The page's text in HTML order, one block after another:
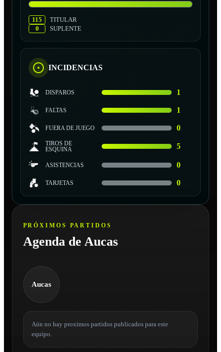
115
TITULAR
0
SUPLENTE
INCIDENCIAS
DISPAROS 1
FALTAS 1
FUERA DE JUEGO 0
TIROS DE
ESQUINA
5
ASISTENCIAS 0
TARJETAS 0
PRÓXIMOS PARTIDOS
Agenda de Aucas
Aucas
Aún no hay proximos partidos publicados para este
equipo.